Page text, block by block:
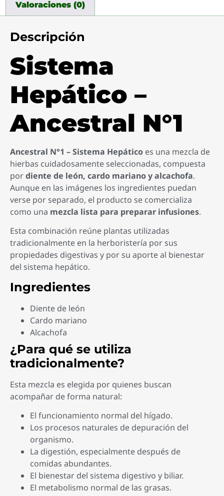
Valoraciones (0)
Descripción
Sistema
Hepático –
Ancestral N°1
Ancestral N°1 – Sistema Hepático es una mezcla de
hierbas cuidadosamente seleccionadas, compuesta
pordiente de león, cardo mariano y alcachofa.
Aunque en las imágenes los ingredientes puedan
verse por separado, el producto se comercializa
como una mezcla lista para preparar infusiones.
Esta combinación reúne plantas utilizadas
tradicionalmente en la herboristería por sus
propiedades digestivas y por su aporte al bienestar
del sistema hepático.
Ingredientes
Diente de león
Cardo mariano
Alcachofa
¿Para qué se utiliza
tradicionalmente?
Esta mezcla es elegida por quienes buscan
acompañar de forma natural:
El funcionamiento normal del hígado.
Los procesos naturales de depuración del
organismo.
La digestión, especialmente después de
comidas abundantes.
El bienestar del sistema digestivo y biliar.
El metabolismo normal de las grasas.